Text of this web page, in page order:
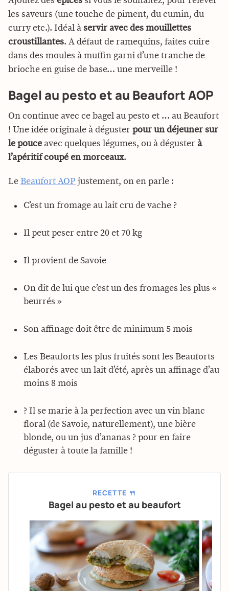
les saveurs (une touche de piment, du cumin, du
curry etc.). Idéal à servir avec des mouillettes
croustillantes. A défaut de ramequins, faites cuire
dans des moules à muffin garni d’une tranche de
brioche en guise de base… une merveille !
Bagel au pesto et au Beaufort AOP
On continue avec ce bagel au pesto et … au Beaufort
! Une idée originale à déguster pour un déjeuner sur
le pouce avec quelques légumes, ou à déguster à
l’apéritif coupé en morceaux.
Le Beaufort AOP justement, on en parle :
C’est un fromage au lait cru de vache ?
Il peut peser entre 20 et 70 kg
Il provient de Savoie
On dit de lui que c’est un des fromages les plus «
beurrés »
Son affinage doit être de minimum 5 mois
Les Beauforts les plus fruités sont les Beauforts
élaborés avec un lait d’été, après un affinage d’au
moins 8 mois
? Il se marie à la perfection avec un vin blanc
floral (de Savoie, naturellement), une bière
blonde, ou un jus d’ananas ? pour en faire
déguster à toute la famille !
RECETTE 🍴
Bagel au pesto et au beaufort